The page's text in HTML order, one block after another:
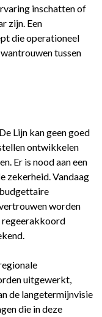
inschatten of
zijn. Een
die operationeel
tussen
Lijn kan geen goed
ontwikkelen
Er is nood aan een
zekerheid. Vandaag
worden
regeerakkoord
uitgewerkt,
de langetermijnvisie
die in deze